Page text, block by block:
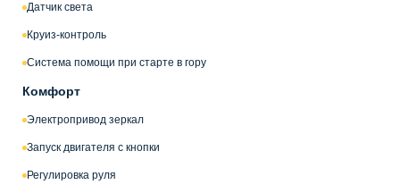
Датчик света
Круиз-контроль
Система помощи при старте в гору
Комфорт
Электропривод зеркал
Запуск двигателя с кнопки
Регулировка руля